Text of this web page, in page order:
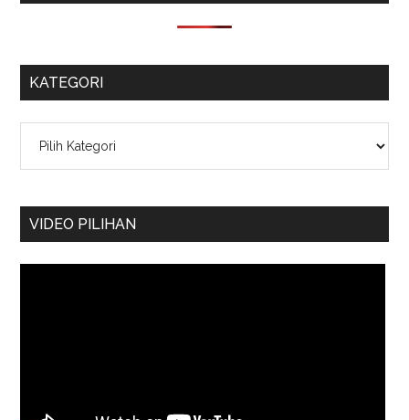
KATEGORI
VIDEO PILIHAN